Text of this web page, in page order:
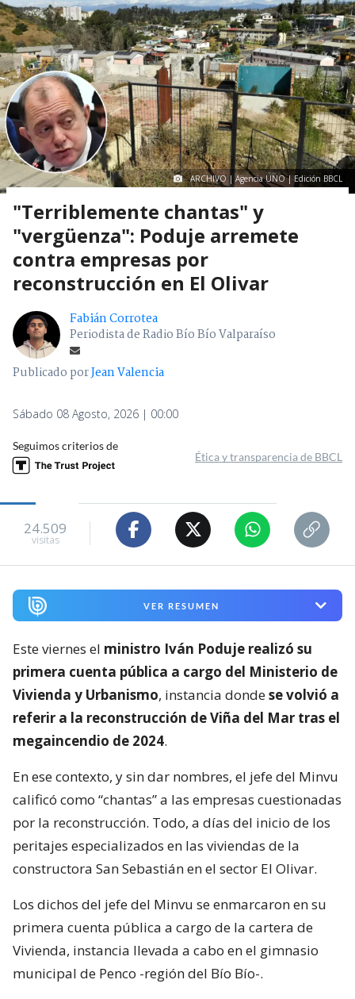
ARCHIVO | Agencia UNO | Edición BBCL
"Terriblemente chantas" y
"vergüenza": Poduje arremete
contra empresas por
reconstrucción en El Olivar
Fabián Corrotea
Periodista de Radio Bío Bío Valparaíso
Publicado porJean Valencia
Sábado 08 Agosto, 2026 | 00:00
Seguimos criterios de
Ética y transparencia de BBCL
24.509
visitas
VER RESUMEN
Este viernes el ministro Iván Poduje realizó su
primera cuenta pública a cargo del Ministerio de
Vivienda y Urbanismo, instancia dondese volvió a
referir a la reconstrucción de Viña del Mar tras el
megaincendio de 2024.
En ese contexto, y sin dar nombres, el jefe del Minvu
calificó como “chantas” a las empresas cuestionadas
por la reconstrucción. Todo, a días del inicio de los
peritajes especializados en las viviendas de la
constructora San Sebastián en el sector El Olivar.
Los dichos del jefe del Minvu se enmarcaron en su
primera cuenta pública a cargo de la cartera de
Vivienda, instancia llevada a cabo en el gimnasio
municipal de Penco -región del Bío Bío-.